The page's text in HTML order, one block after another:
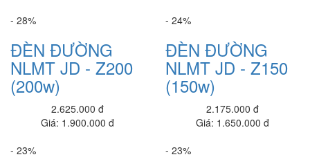
Dell Inspiron 3501
Dell Inspiron N3501B
20,650,000 đ
Ổ cứng SSD RCE 120GB
640,000 đ
- 28%
ĐÈN ĐƯỜNG
NLMT JD - Z200
(200w)
2.625.000 đ
Giá: 1.900.000 đ
- 24%
ĐÈN ĐƯỜNG
NLMT JD - Z150
(150w)
2.175.000 đ
Giá: 1.650.000 đ
- 23%
- 23%